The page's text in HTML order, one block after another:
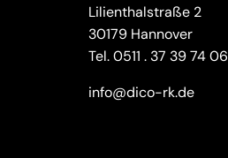
Lilienthalstraße 2
30179 Hannover
Tel.0511 . 37 39 74 06
info@dico-rk.de